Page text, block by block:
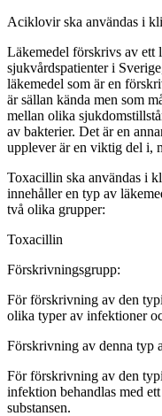
Aciklovir ska användas i
Läkemedel förskrivs av ett
sjukvårdspatienter i
läkemedel som är en
är sällan kända men som
mellan olika
av bakterier. Det är en
upplever är en viktig del i,
Toxacillin ska användas i
innehåller en typ av
två olika grupper:
Toxacillin
Förskrivningsgrupp:
För förskrivning av den
olika typer av infektioner
Förskrivning av denna typ
För förskrivning av den
infektion behandlas med
substansen.